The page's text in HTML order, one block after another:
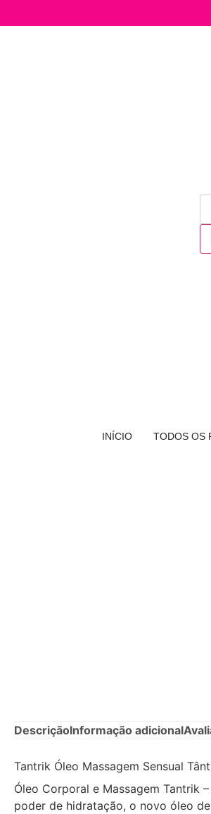
INÍCIO TODOS OS
DescriçãoInformação adicional
Tantrik Óleo Massagem Sensual
Óleo Corporal e Massagem Tantrik
poder de hidratação, o novo óleo